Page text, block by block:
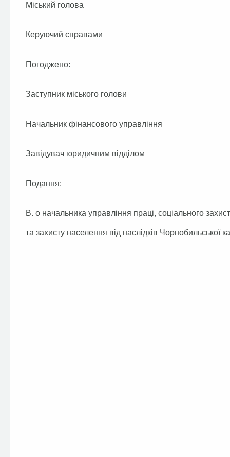
Міський голова
Керуючий справами
Погоджено:
Заступник міського голови
Начальник фінансового управління
Завідувач юридичним відділом
Подання:
В. о начальника управління праці, соціального
та захисту населення від наслідків Чорнобильської